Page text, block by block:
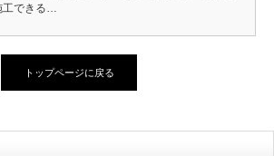
できる…
トップページに戻る